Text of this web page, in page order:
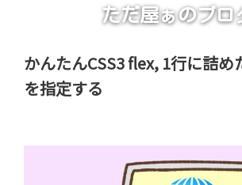
ただ屋ぁのブロ
かんたんCSS3 flex, 1行に詰め
を指定する